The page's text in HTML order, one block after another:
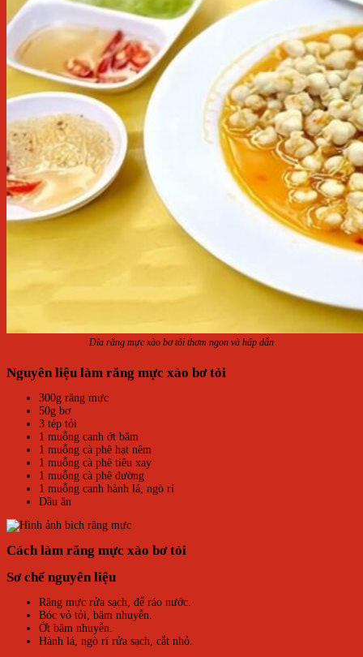
Dĩa răng mực xào bơ tỏi thơm ngon và hấp dẫn
Nguyên liệu làm răng mực xào bơ tỏi
300g răng mực
50g bơ
3 tép tỏi
1 muỗng canh ớt băm
1 muỗng cà phê hạt nêm
1 muỗng cà phê tiêu xay
1 muỗng cà phê đường
1 muỗng canh hành lá, ngò rí
Dầu ăn
Cách làm răng mực xào bơ tỏi
Sơ chế nguyên liệu
Răng mực rửa sạch, để ráo nước.
Bóc vỏ tỏi, băm nhuyễn.
Ớt băm nhuyễn.
Hành lá, ngò rí rửa sạch, cắt nhỏ.